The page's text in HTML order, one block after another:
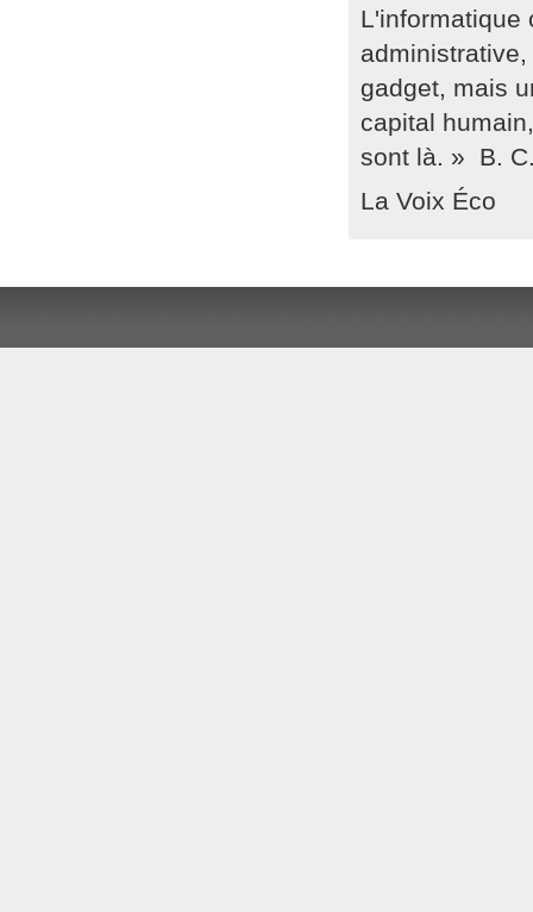
L'informatique
gadget, mais
capital
sont là. »  B.
La Voix Éco